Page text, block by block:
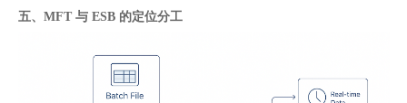
五、 MFT 与 ESB 的定位分工